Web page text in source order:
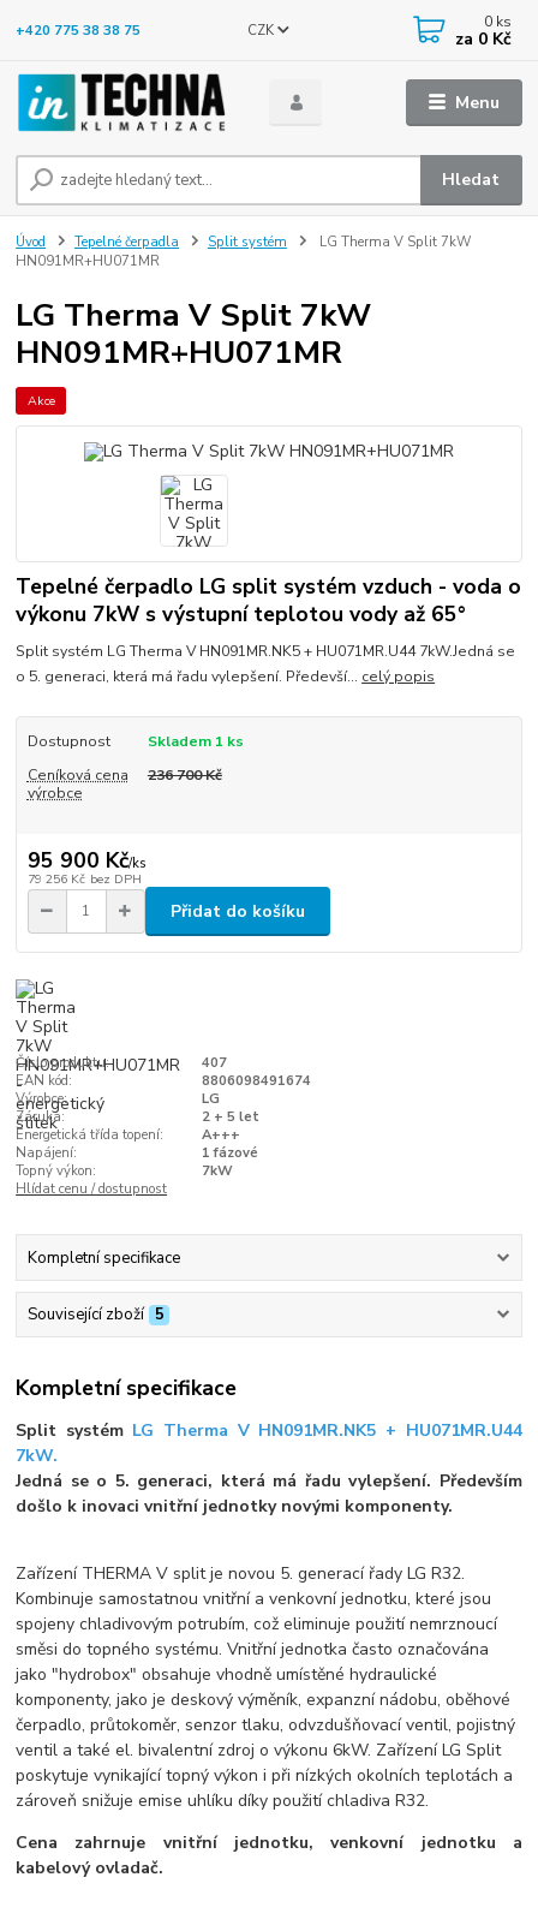
Menu
CZK
Hledat
+420 775 38 38 75 0 ks
za 0 Kč
Úvod Tepelné čerpadla Split systém
LG Therma V Split 7kW
HN091MR+HU071MR
LG Therma V Split 7kW
HN091MR+HU071MR
Akce
Tepelné čerpadlo LG split systém vzduch - voda o
výkonu 7kW s výstupní teplotou vody až 65°
Split systém LG Therma V HN091MR.NK5 + HU071MR.U44 7kW.Jedná se
o 5. generaci, která má řadu vylepšení. Předevší... celý popis
Dostupnost
Skladem 1 ks
Ceníková cena
výrobce
236 700 Kč
95 900 Kč/ks
79 256 Kč bez DPH
Přidat do košíku
Číslo produktu:
407
EAN kód:
8806098491674
Výrobce:
LG
Záruka:
2 + 5 let
Energetická třída topení:
A+++
Napájení:
1 fázové
Topný výkon:
7kW
Hlídat cenu / dostupnost
Kompletní specifikace
Související zboží 5
Kompletní specifikace
Split systémLG Therma V HN091MR.NK5 + HU071MR.U44
7kW.
Jedná se o 5. generaci, která má řadu vylepšení. Především
došlo k inovaci vnitřní jednotky novými komponenty.
Zařízení THERMA V split je novou 5. generací řady LG R32.
Kombinuje samostatnou vnitřní a venkovní jednotku, které jsou
spojeny chladivovým potrubím, což eliminuje použití nemrznoucí
směsi do topného systému. Vnitřní jednotka často označována
jako "hydrobox" obsahuje vhodně umístěné hydraulické
komponenty, jako je deskový výměník, expanzní nádobu, oběhové
čerpadlo, průtokoměr, senzor tlaku, odvzdušňovací ventil, pojistný
ventil a také el. bivalentní zdroj o výkonu 6kW. Zařízení LG Split
poskytuje vynikající topný výkon i při nízkých okolních teplotách a
zároveň snižuje emise uhlíku díky použití chladiva R32.
Cena zahrnuje vnitřní jednotku, venkovní jednotku a
kabelový ovladač.